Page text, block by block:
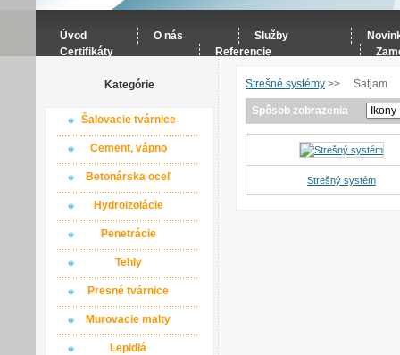
Úvod O nás Služby
Certifikáty
Referencie
Kategórie
Šalovacie tvárnice
Cement, vápno
Betonárska oceľ
Hydroizolácie
Penetrácie
Tehly
Presné tvárnice
Murovacie malty
Lepidlá
Strešné systémy >> Satjam
Spôsob zobrazenia
Strešný systém